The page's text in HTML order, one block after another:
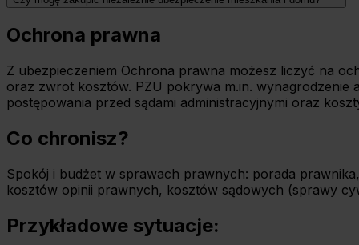
Ochrona prawna
Z ubezpieczeniem Ochrona prawna możesz liczyć na
oraz zwrot kosztów. PZU pokrywa m.in.
postępowania przed sądami administracyjnymi oraz
Co chronisz?
Spokój i budżet w sprawach prawnych: porada
kosztów opinii prawnych, kosztów sądowych (sprawy
Przykładowe sytuacje: